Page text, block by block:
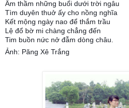
Âm thầm những buổi dưới trời ngâu
Tìm duyên thuở ấy cho nồng nghĩa
Kết mộng ngày nao để thắm trầu
Lệ đổ bờ mi chàng chẳng đến
Tim buồn nức nở đẫm dòng châu.
Ảnh: Păng Xê Trắng